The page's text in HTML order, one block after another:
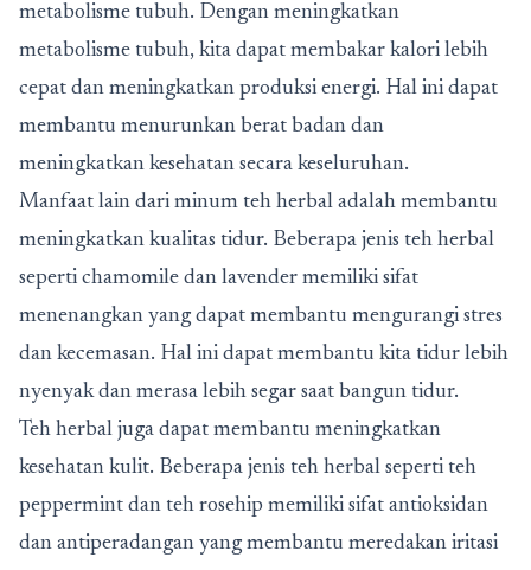
metabolisme tubuh. Dengan meningkatkan
metabolisme tubuh, kita dapat membakar kalori lebih
cepat dan meningkatkan produksi energi. Hal ini dapat
membantu menurunkan berat badan dan
meningkatkan kesehatan secara keseluruhan.
Manfaat lain dari minum teh herbal adalah membantu
meningkatkan kualitas tidur. Beberapa jenis teh herbal
seperti chamomile dan lavender memiliki sifat
menenangkan yang dapat membantu mengurangi stres
dan kecemasan. Hal ini dapat membantu kita tidur lebih
nyenyak dan merasa lebih segar saat bangun tidur.
Teh herbal juga dapat membantu meningkatkan
kesehatan kulit. Beberapa jenis teh herbal seperti teh
peppermint dan teh rosehip memiliki sifat antioksidan
dan antiperadangan yang membantu meredakan iritasi